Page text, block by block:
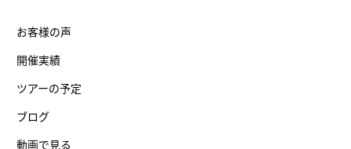
お客様の声
開催実績
ツアーの予定
ブログ
動画で見る